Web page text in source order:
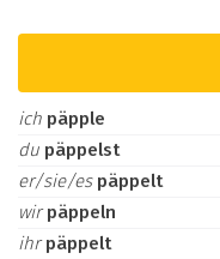
ich päpple
du päppelst
er/sie/es päppelt
wirpäppeln
ihrpäppelt